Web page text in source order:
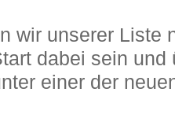
wir unserer Liste
dabei sein und
einer der